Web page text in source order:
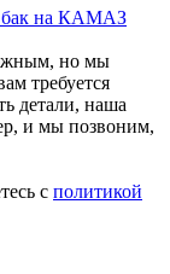
на КАМАЗ
но мы
требуется
детали, наша
и мы позвоним,
с политикой